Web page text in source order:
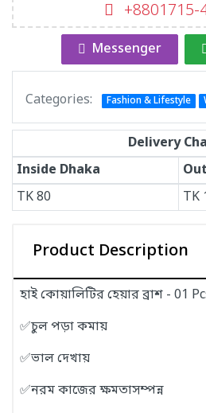
+8801715-
Messenger
Categories: Fashion & Lifestyle
Delivery
Inside Dhaka
TK80 TK
Product Description
হাই কোয়ালিটির হেয়ার ব্রাশ - 01
✅চুল পড়া কমায়
✅ভাল দেখায়
✅নরম কাজের ক্ষমতাসম্পন্ন